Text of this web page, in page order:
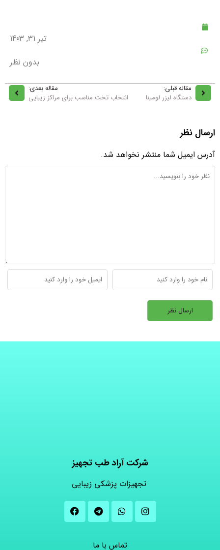
تیر 31, 1403
بدون نظر
مقاله قبلی:
دستگاه لیزر لومینا
مقاله بعدی:
انتخاب تخت مناسب برای مراکز زیبایی
ارسال نظر
آدرس ایمیل شما منتشر نخواهد شد.
شرکت آراد طب تجهیز
تجهیزات پزشکی زیبایی
تماس با ما